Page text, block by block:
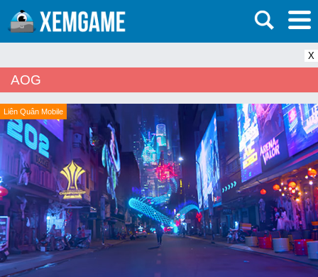
X
AOG
Liên Quân Mobile